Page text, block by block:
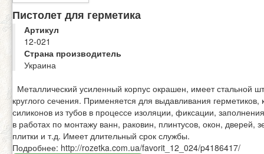
Пистолет для герметика
Артикул
12-021
Страна производитель
Украина
Металлический усиленный корпус окрашен, имеет стальной
круглого сечения. Применяется для выдавливания герметиков,
силиконов из тубов в процессе изоляции, фиксации,
в работах по монтажу ванн, раковин, плинтусов, окон, дверей,
плитки и т.д. Имеет длительный срок службы.
Подробнее: http://rozetka.com.ua/favorit_12_024/p4186417/